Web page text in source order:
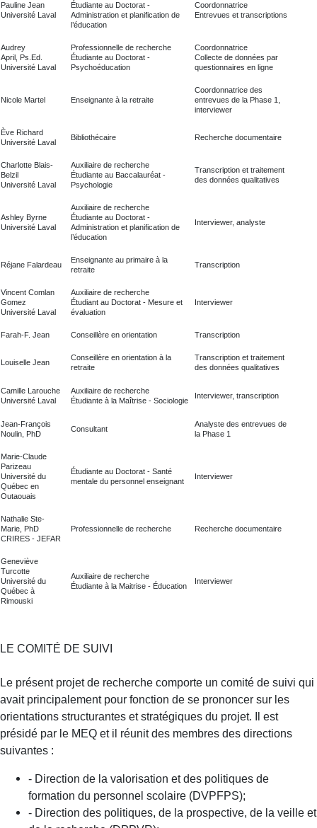
Pauline Jean
Université Laval
Étudiante au Doctorat -
Administration et planification de
l’éducation
Coordonnatrice
Entrevues et transcriptions
Audrey
April, Ps.Ed.
Université Laval
Professionnelle de recherche
Étudiante au Doctorat -
Psychoéducation
Coordonnatrice
Collecte de données par
questionnaires en ligne
Nicole Martel Enseignante à la retraite
Coordonnatrice des
entrevues de la Phase 1,
interviewer
Ève Richard
Université Laval
Bibliothécaire Recherche documentaire
Charlotte Blais-
Belzil
Université Laval
Auxiliaire de recherche
Étudiante au Baccalauréat -
Psychologie
Transcription et traitement
des données qualitatives
Ashley Byrne
Université Laval
Auxiliaire de recherche
Étudiante au Doctorat -
Administration et planification de
l’éducation
Interviewer, analyste
Réjane Falardeau
Enseignante au primaire à la
retraite
Transcription
Vincent Comlan
Gomez
Université Laval
Auxiliaire de recherche
Étudiant au Doctorat - Mesure et
évaluation
Interviewer
Farah-F. Jean Conseillère en orientation Transcription
Louiselle Jean
Conseillère en orientation à la
retraite
Transcription et traitement
des données qualitatives
Camille Larouche
Université Laval
Auxiliaire de recherche
Étudiante à la Maîtrise - Sociologie
Interviewer, transcription
Jean-François
Noulin , PhD
Consultant
Analyste des entrevues de
la Phase 1
Marie-Claude
Parizeau
Université du
Québec en
Outaouais
Étudiante au Doctorat - Santé
mentale du personnel enseignant
Interviewer
Nathalie Ste-
Marie, PhD
CRIRES - JEFAR
Professionnelle de recherche Recherche documentaire
Geneviève
Turcotte
Université du
Québec à
Rimouski
Auxiliaire de recherche
Étudiante à la Maitrise - Éducation
Interviewer
LE COMITÉ DE SUIVI
Le présent projet de recherche comporte un comité de suivi qui
avait principalement pour fonction de se prononcer sur les
orientations structurantes et stratégiques du projet. Il est
présidé par le MEQ et il réunit des membres des directions
suivantes :
- Direction de la valorisation et des politiques de
formation du personnel scolaire (DVPFPS);
- Direction des politiques, de la prospective, de la veille et